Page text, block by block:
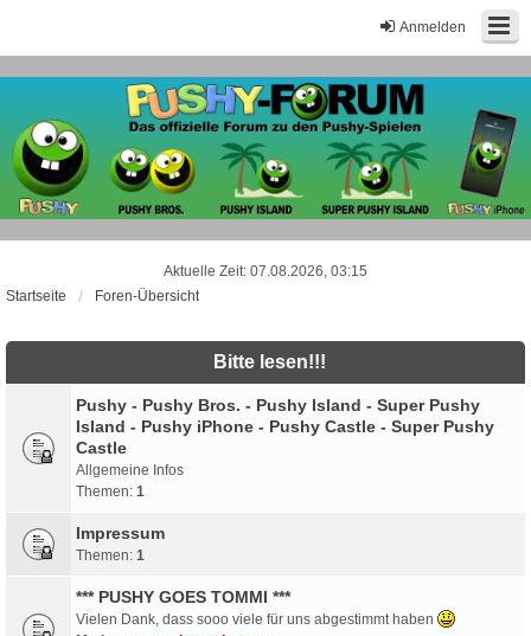
Anmelden
Aktuelle Zeit: 07.08.2026, 03:15
Startseite
Foren-Übersicht
Bitte lesen!!!
Pushy - Pushy Bros. - Pushy Island - Super Pushy
Island - Pushy iPhone - Pushy Castle - Super Pushy
Castle
Allgemeine Infos
Themen: 1
Impressum
Themen: 1
*** PUSHY GOES TOMMI ***
Vielen Dank, dass sooo viele für uns abgestimmt haben